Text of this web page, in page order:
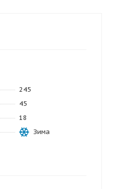
245
45
18
Зима